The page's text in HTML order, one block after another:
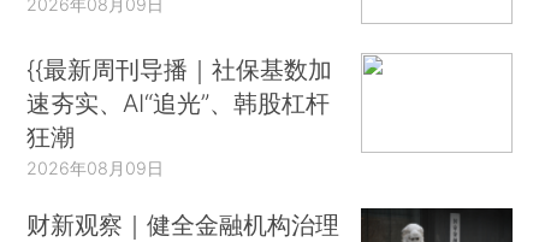
2026年08月09日
{{最新周刊导播｜社保基数加
速夯实、AI“追光”、韩股杠杆
狂潮
2026年08月09日
财新观察｜健全金融机构治理